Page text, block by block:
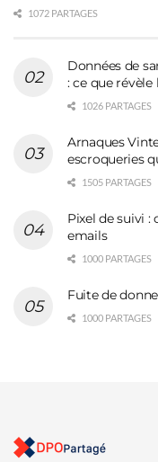
1072 PARTAGES
Données de
: ce que
1026 PARTAGES
Arnaques
escroqueries
1505 PARTAGES
Pixel de suivi
emails
1000 PARTAGES
Fuite de
1000 PARTAGES